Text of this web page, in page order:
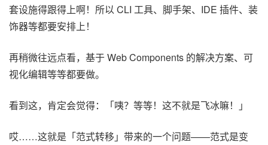
套设施得跟得上啊！所以 CLI 工具、脚手架、IDE 插件、装
饰器等都要安排上！
再稍微往远点看，基于 Web Components 的解决方案、可
视化编辑等等都要做。
看到这，肯定会觉得：「咦？等等！这不就是飞冰嘛！」
哎……这就是「范式转移」带来的一个问题——范式是变